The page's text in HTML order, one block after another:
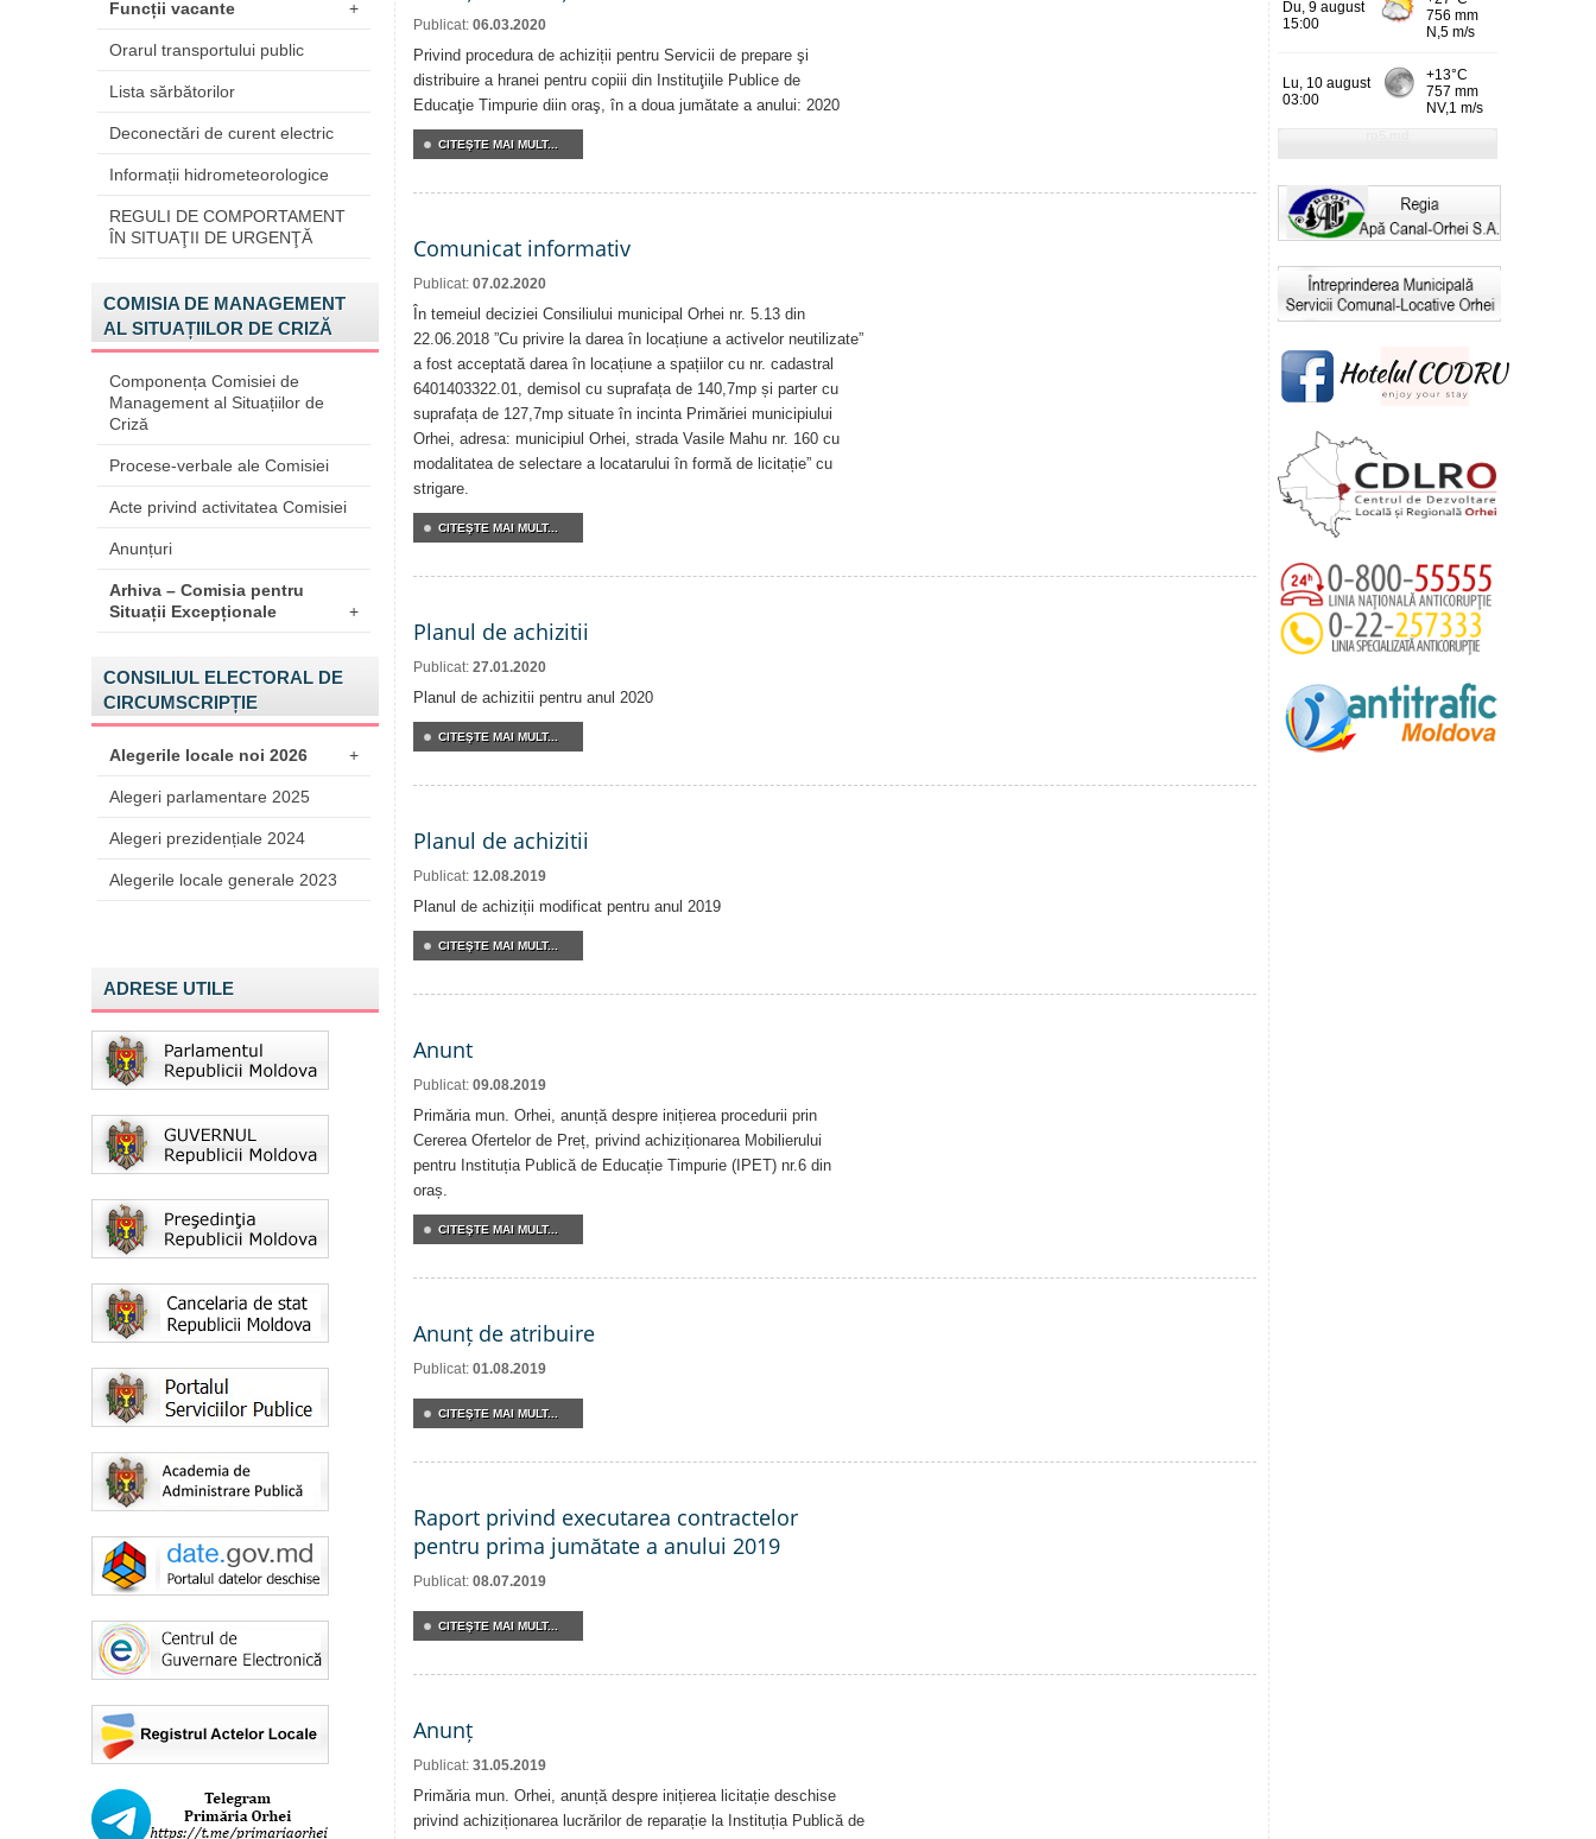
Funcții vacante +
Orarul transportului public
Lista sărbătorilor
Deconectări de curent electric
Informații hidrometeorologice
REGULI DE COMPORTAMENT
ÎN SITUAŢII DE URGENŢĂ
COMISIA DE MANAGEMENT
AL SITUAȚIILOR DE CRIZĂ
Componența Comisiei de
Management al Situațiilor de
Criză
Procese-verbale ale Comisiei
Acte privind activitatea Comisiei
Anunțuri
Arhiva – Comisia pentru
Situații Excepționale
+
CONSILIUL ELECTORAL DE
CIRCUMSCRIPȚIE
Alegerile locale noi 2026 +
Alegeri parlamentare 2025
Alegeri prezidențiale 2024
Alegerile locale generale 2023
ADRESE UTILE
Publicat: 06.03.2020
Privind procedura de achiziții pentru Servicii de prepare şi
distribuire a hranei pentru copiii din Instituţiile Publice de
Educaţie Timpurie diin oraş, în a doua jumătate a anului: 2020
CITEŞTE MAI MULT...
Comunicat informativ
Publicat: 07.02.2020
În temeiul deciziei Consiliului municipal Orhei nr. 5.13 din
22.06.2018 ”Cu privire la darea în locațiune a activelor neutilizate”
a fost acceptată darea în locațiune a spațiilor cu nr. cadastral
6401403322.01, demisol cu suprafața de 140,7mp și parter cu
suprafața de 127,7mp situate în incinta Primăriei municipiului
Orhei, adresa: municipiul Orhei, strada Vasile Mahu nr. 160 cu
modalitatea de selectare a locatarului în formă de licitație” cu
strigare.
CITEŞTE MAI MULT...
Planul de achizitii
Publicat: 27.01.2020
Planul de achizitii pentru anul 2020
CITEŞTE MAI MULT...
Planul de achizitii
Publicat: 12.08.2019
Planul de achiziții modificat pentru anul 2019
CITEŞTE MAI MULT...
Anunt
Publicat: 09.08.2019
Primăria mun. Orhei, anunță despre inițierea procedurii prin
Cererea Ofertelor de Preț, privind achiziționarea Mobilierului
pentru Instituția Publică de Educație Timpurie (IPET) nr.6 din
oraș.
CITEŞTE MAI MULT...
Anunț de atribuire
Publicat: 01.08.2019
CITEŞTE MAI MULT...
Raport privind executarea contractelor
pentru prima jumătate a anului 2019
Publicat: 08.07.2019
CITEŞTE MAI MULT...
Anunț
Publicat: 31.05.2019
Primăria mun. Orhei, anunță despre inițierea licitație deschise
privind achiziționarea lucrărilor de reparație la Instituția Publică de